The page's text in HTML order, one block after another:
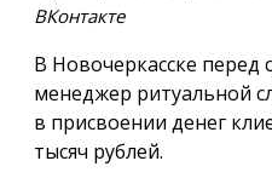
ВКонтакте
В Новочеркасске перед
менеджер ритуальной
в присвоении денег
тысяч рублей.